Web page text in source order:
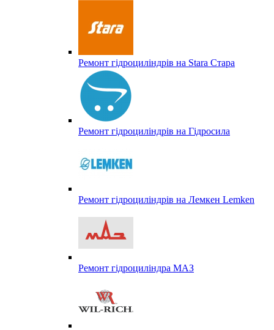
Ремонт гідроциліндрів на Stara Стара
Ремонт гідроциліндрів на Гідросила
Ремонт гідроциліндрів на Лемкен Lemken
Ремонт гідроциліндра МАЗ